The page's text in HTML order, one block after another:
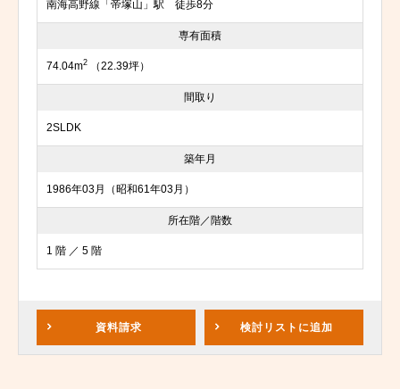
南海高野線「帝塚山」駅 徒歩8分
専有面積
74.04m2 （22.39坪）
間取り
2SLDK
築年月
1986年03月（昭和61年03月）
所在階／階数
1 階 ／ 5 階
資料請求 検討リスト に追加